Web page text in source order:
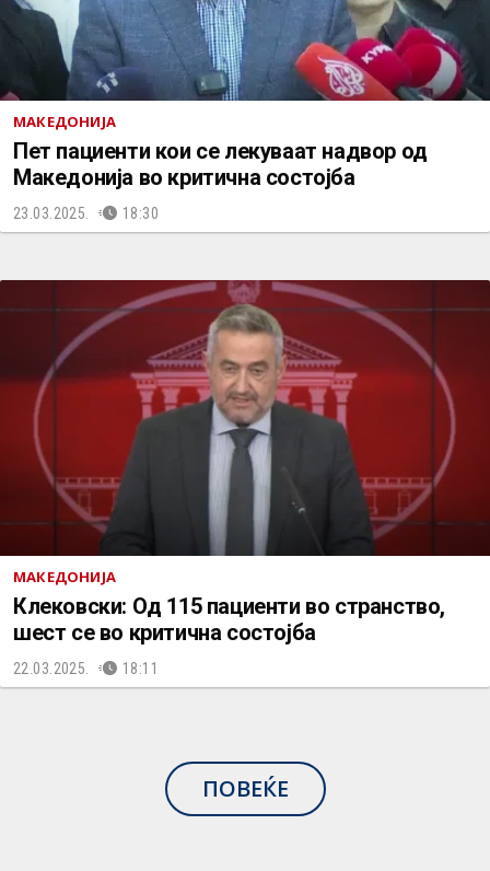
МАКЕДОНИЈА
Пет пациенти кои се лекуваат надвор од
Македонија во критична состојба
23.03.2025. 18:30
МАКЕДОНИЈА
Клековски: Од 115 пациенти во странство,
шест се во критична состојба
22.03.2025. 18:11
ПОВЕЌЕ